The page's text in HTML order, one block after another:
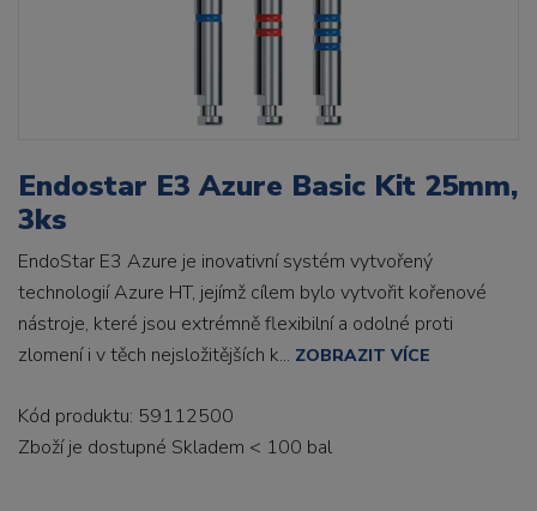
Endostar E3 Azure Basic Kit 25mm,
3ks
EndoStar E3 Azure je inovativní systém vytvořený
technologií Azure HT, jejímž cílem bylo vytvořit kořenové
nástroje, které jsou extrémně flexibilní a odolné proti
zlomení i v těch nejsložitějších k... ZOBRAZIT VÍCE
Kód produktu: 59112500
Zboží je dostupné Skladem < 100 bal